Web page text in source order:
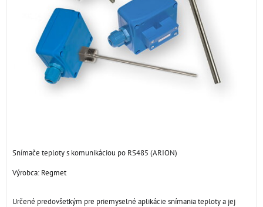
Snímače teploty s komunikáciou po RS485 (ARION)
Výrobca: Regmet
Určené predovšetkým pre priemyselné aplikácie snímania teploty a jej